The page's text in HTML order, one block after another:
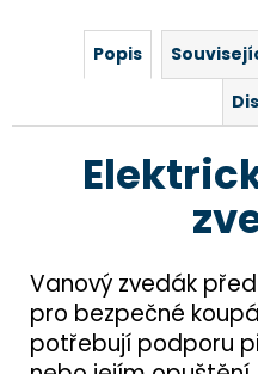
Popis
Vanový zvedák
pro bezpečné
potřebují podporu